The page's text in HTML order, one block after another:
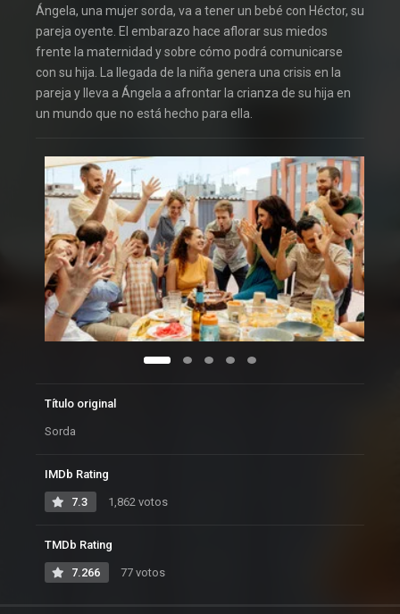
Ángela, una mujer sorda, va a tener un bebé con Héctor, su
pareja oyente. El embarazo hace aflorar sus miedos
frente la maternidad y sobre cómo podrá comunicarse
con su hija. La llegada de la niña genera una crisis en la
pareja y lleva a Ángela a afrontar la crianza de su hija en
un mundo que no está hecho para ella.
Título original
Sorda
IMDb Rating
7.3 1,862 votos
TMDb Rating
7.266 77 votos